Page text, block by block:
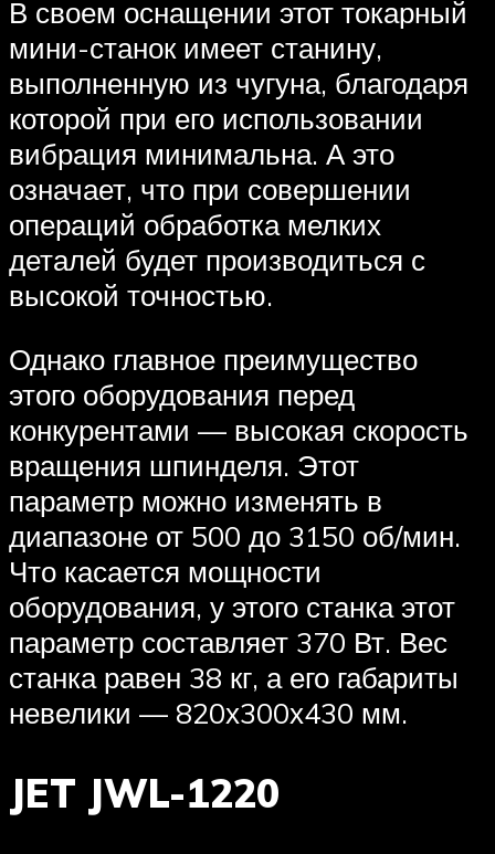
В своем оснащении этот токарный
мини-станок имеет станину,
выполненную из чугуна, благодаря
которой при его использовании
вибрация минимальна. А это
означает, что при совершении
операций обработка мелких
деталей будет производиться с
высокой точностью.
Однако главное преимущество
этого оборудования перед
конкурентами — высокая скорость
вращения шпинделя. Этот
параметр можно изменять в
диапазоне от 500 до 3150 об/мин.
Что касается мощности
оборудования, у этого станка этот
параметр составляет 370 Вт. Вес
станка равен 38 кг, а его габариты
невелики — 820х300х430 мм.
JET JWL-1220